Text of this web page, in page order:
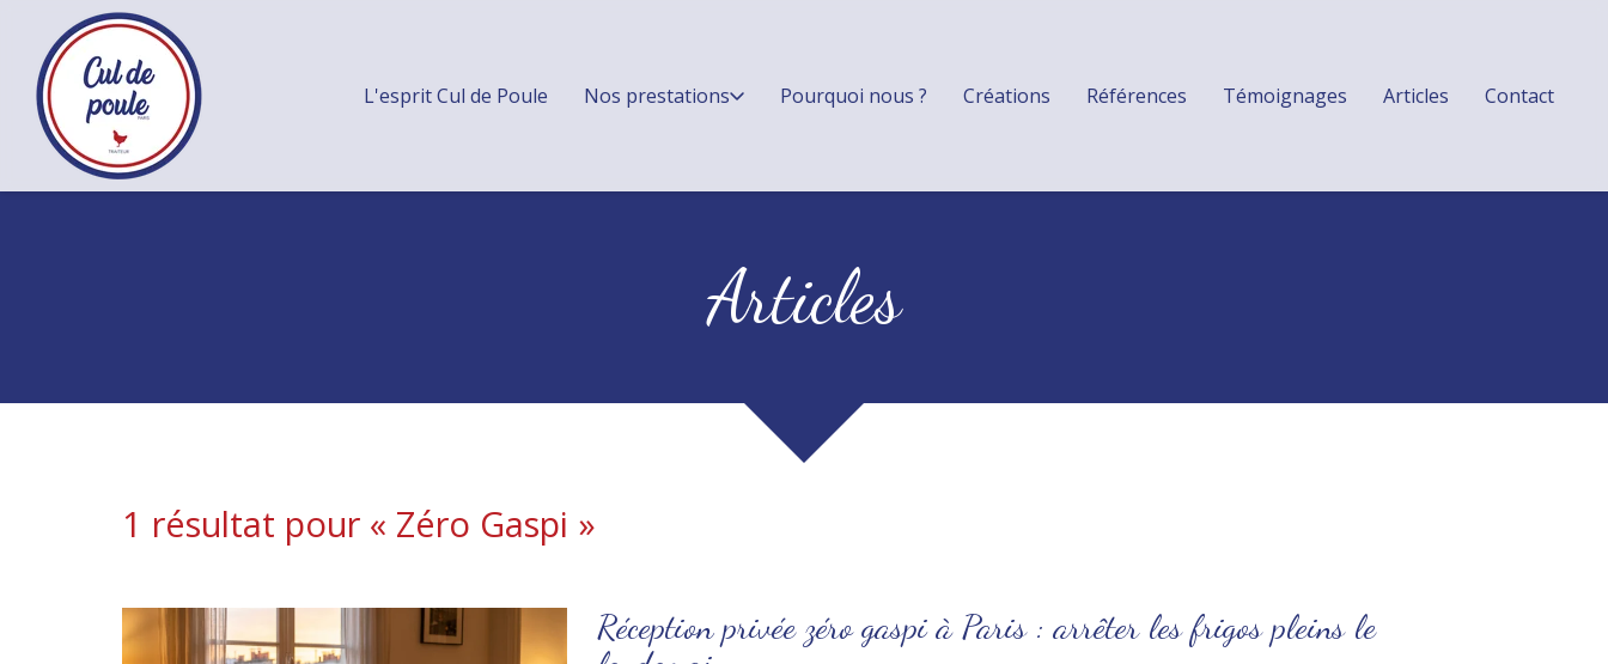
L'esprit Cul de Poule Nos prestations Pourquoi nous ? Créations Références Témoignages Articles Contact
Articles
1 résultat pour « Zéro Gaspi »
Réception privée zéro gaspi à Paris : arrêter les frigos pleins le